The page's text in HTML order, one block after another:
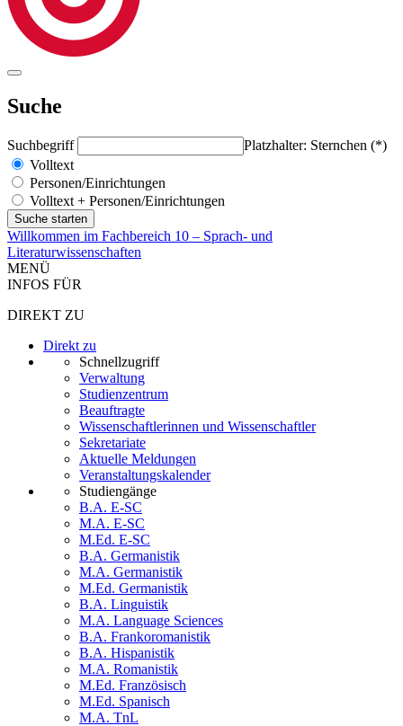
Suche
Suchbegriff
Platzhalter: Sternchen (*)
Volltext
Personen/Einrichtungen
Volltext + Personen/Einrichtungen
Willkommen im Fachbereich 10 – Sprach- und
Literaturwissenschaften
MENÜ
INFOS FÜR
DIREKT ZU
Direkt zu
Schnellzugriff
Verwaltung
Studienzentrum
Beauftragte
Wissenschaftlerinnen und Wissenschaftler
Sekretariate
Aktuelle Meldungen
Veranstaltungskalender
Studiengänge
B.A. E-SC
M.A. E-SC
M.Ed. E-SC
B.A. Germanistik
M.A. Germanistik
M.Ed. Germanistik
B.A. Linguistik
M.A. Language Sciences
B.A. Frankoromanistik
B.A. Hispanistik
M.A. Romanistik
M.Ed. Französisch
M.Ed. Spanisch
M.A. TnL